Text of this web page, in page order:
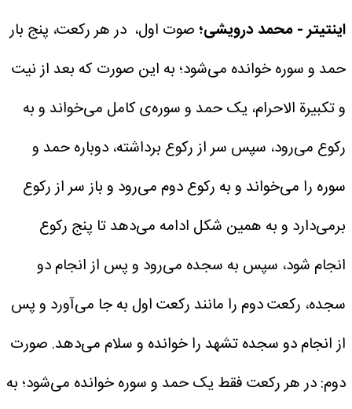
اینتیتر - محمد درویشی؛ صوت اول، در هر رکعت، پنج بار
حمد و سوره خوانده می‌شود؛ به این صورت که بعد از نیت
و تکبیرة الاحرام، یک حمد و سوره‌ی کامل می‌خواند و به
رکوع می‌رود، سپس سر از رکوع برداشته، دوباره حمد و
سوره را می‌خواند و به رکوع دوم می‌رود و باز سر از رکوع
برمی‌دارد و به همین شکل ادامه می‌دهد تا پنج رکوع
انجام شود، سپس به سجده می‌رود و پس از انجام دو
سجده، رکعت دوم را مانند رکعت اول به جا می‌آورد و پس
از انجام دو سجده تشهد را خوانده و سلام می‌دهد. صورت
دوم: در هر رکعت فقط یک حمد و سوره خوانده می‌شود؛ به